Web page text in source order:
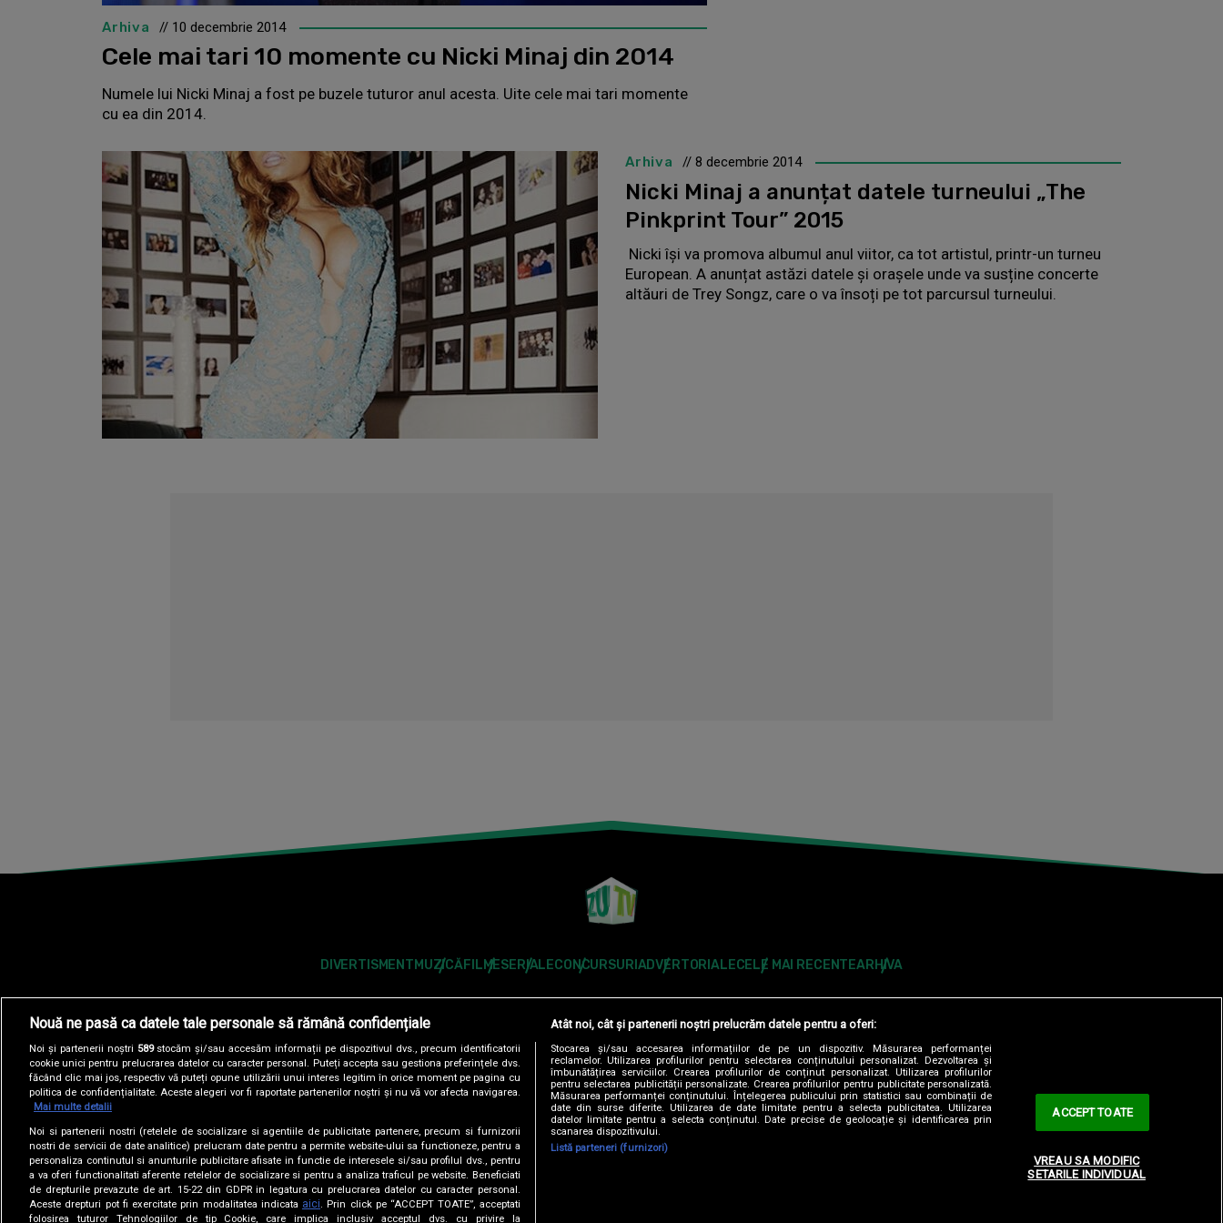
Arhiva // 10 decembrie 2014
Cele mai tari 10 momente cu Nicki Minaj din 2014
Numele lui Nicki Minaj a fost pe buzele tuturor anul acesta. Uite cele mai tari momente
cu ea din 2014.
Arhiva // 8 decembrie 2014
Nicki Minaj a anunțat datele turneului „The
Pinkprint Tour” 2015
Nicki își va promova albumul anul viitor, ca tot artistul, printr-un turneu
European. A anunțat astăzi datele și orașele unde va susține concerte
altăuri de Trey Songz, care o va însoți pe tot parcursul turneului.
DIVERTISMENT MUZICĂFILMESERIALECONCURSURI ADVERTORIALECELE MAI RECENTEARHIVA
Follow us:
POLITICA DE COOKIESPOLITICA DE CONFIDENTIALITATEANTENA TV GROUP S.A. – DATE COMPANIE CONTACT
SITE-URI ANTENA GROUPA1.ROANTENASTARS.ROAS.ROCATINE.RO SPYNEWS.ROTVHAPPY.RO
USEIT.RORETETEFELDEFEL.RO
Nouă ne pasă ca datele tale personale să rămână confidențiale
Noi și partenerii noștri 589stocăm și/sau accesăm informații pe dispozitivul dvs., precum identificatorii
cookie unici pentru prelucrarea datelor cu caracter personal. Puteți accepta sau gestiona preferințele dvs.
făcând clic mai jos, respectiv vă puteți opune utilizării unui interes legitim în orice moment pe pagina cu
politica de confidențialitate. Aceste alegeri vor fi raportate partenerilor noștri și nu vă vor afecta navigarea.
Mai multe detalii
Noi si partenerii nostri (retelele de socializare si agentiile de publicitate partenere, precum si furnizorii
nostri de servicii de date analitice) prelucram date pentru a permite website-ului sa functioneze, pentru a
personaliza continutul si anunturile publicitare afisate in functie de interesele si/sau profilul dvs., pentru
a va oferi functionalitati aferente retelelor de socializare si pentru a analiza traficul pe website. Beneficiati
de drepturile prevazute de art. 15-22 din GDPR in legatura cu prelucrarea datelor cu caracter personal.
Aceste drepturi pot fi exercitate prin modalitatea indicata aici. Prin click pe “ACCEPT TOATE”, acceptati
folosirea tuturor Tehnologiilor de tip Cookie, care implica inclusiv acceptul dvs. cu privire la
Atât noi, cât și partenerii noștri prelucrăm datele pentru a oferi:
Stocarea și/sau accesarea informațiilor de pe un dispozitiv. Măsurarea performanței
reclamelor. Utilizarea profilurilor pentru selectarea conținutului personalizat. Dezvoltarea și
îmbunătățirea serviciilor. Crearea profilurilor de conținut personalizat. Utilizarea profilurilor
pentru selectarea publicității personalizate. Crearea profilurilor pentru publicitate personalizată.
Măsurarea performanței conținutului. Înțelegerea publicului prin statistici sau combinații de
date din surse diferite. Utilizarea de date limitate pentru a selecta publicitatea. Utilizarea
datelor limitate pentru a selecta conținutul. Date precise de geolocație și identificarea prin
scanarea dispozitivului.
Listă parteneri (furnizori)
ACCEPT TOATE
VREAU SA MODIFIC
SETARILE INDIVIDUAL